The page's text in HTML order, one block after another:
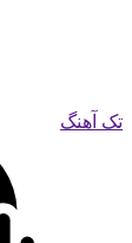
تک آهنگ